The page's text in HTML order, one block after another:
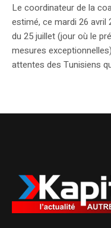
Le coordinateur de la
estimé, ce mardi 26
du 25 juillet (jour où le
mesures
attentes des Tunisiens